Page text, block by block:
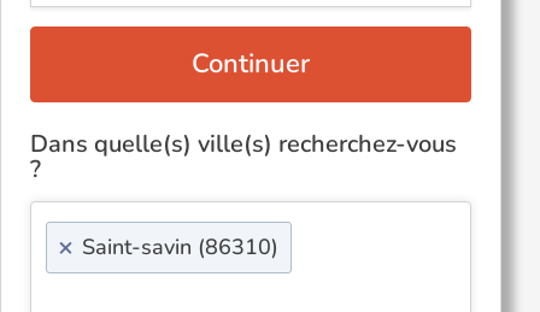
Continuer
Dans quelle(s) ville(s) recherchez-vous
?
× Saint-savin (86310)